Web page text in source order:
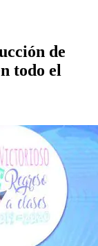
de
todo el